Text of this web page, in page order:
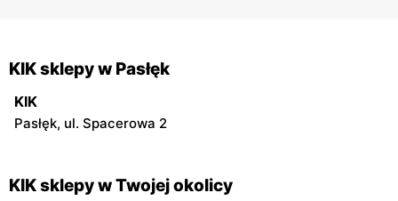
KIK sklepy w Pasłęk
KIK
Pasłęk, ul. Spacerowa 2
KIK sklepy w Twojej okolicy